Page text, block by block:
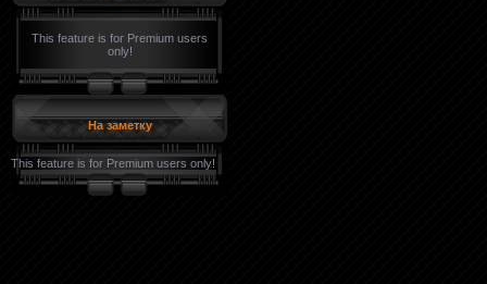
This feature is for Premium users
only!
На заметку
This feature is for Premium users only!